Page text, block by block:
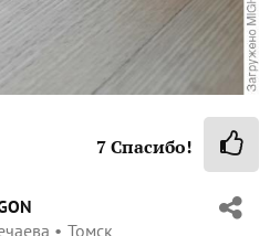
7Спасибо!
Томск